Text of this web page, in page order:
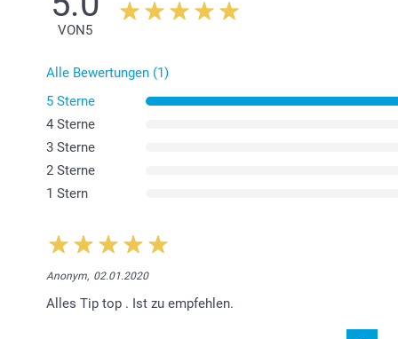
VON5
Alle Bewertungen (1)
5 Sterne
4 Sterne
3 Sterne
2 Sterne
1 Stern
Anonym, 02.01.2020
Alles Tip top . Ist zu empfehlen.